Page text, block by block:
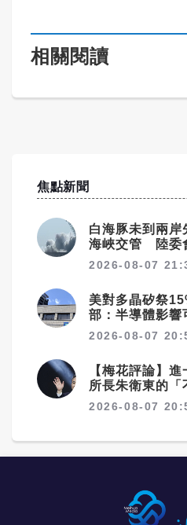
相關閱讀
焦點新聞
白海豚未到兩
海峽交管 陸委
2026-08-07
美對多晶矽祭
部：半導體影響
擊有限
2026-08-07
【梅花評論】
所長朱衛東的「
2026-08-07